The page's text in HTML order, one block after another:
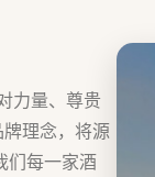
力量、尊贵
理念，将源
们每一家酒